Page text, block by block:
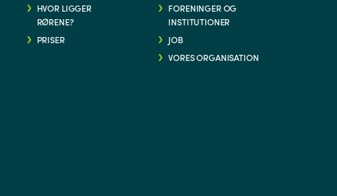
HVOR LIGGER
RØRENE?
PRISER
FORENINGER OG
INSTITUTIONER
JOB
VORES ORGANISATION